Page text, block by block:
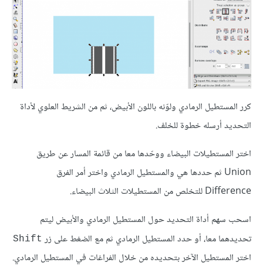
كرر المستطيل الرمادي ولوّنه باللون الأبيض، ثم من الشريط العلوي لأداة
التحديد أرسله خطوة للخلف.
اختر المستطيلات البيضاء ووحّدها معا من قائمة المسار عن طريق
Union ثم حددها هي والمستطيل الرمادي واختر أمر الفرق
Difference للتخلص من المستطيلات الثلاث البيضاء.
اسحب سهم أداة التحديد حول المستطيل الرمادي والأبيض ليتم
تحديدهما معا، أو حدد المستطيل الرمادي ثم مع الضغط على زر Shift
اختر المستطيل الآخر بتحديده من خلال الفراغات في المستطيل الرمادي.